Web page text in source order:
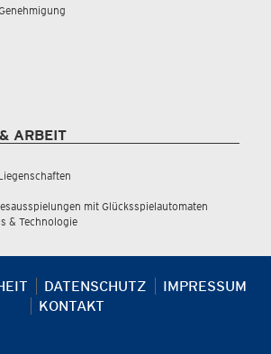
ARBEIT
mit Glücksspielautomaten
& Technologie
DATENSCHUTZ
IMPRESSUM
KONTAKT